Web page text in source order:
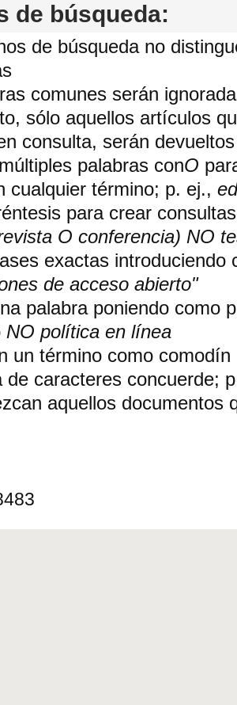
de búsqueda:
de búsqueda no
comunes serán
sólo aquellos artículos
consulta, serán
palabras conO
cualquier término; p. ej.,
para crear
O conferencia) NO
exactas introduciendo
de acceso abierto"
palabra poniendo como
NO política en línea
un término como
de caracteres concuerde;
aquellos documentos